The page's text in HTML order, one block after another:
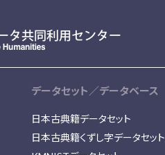
データセット／データベース
日本古典籍データセット
日本古典籍くずし字データセット